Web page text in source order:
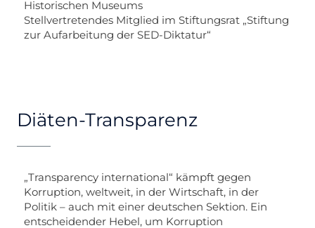
Historischen Museums
Stellvertretendes Mitglied im Stiftungsrat „Stiftung
zur Aufarbeitung der SED-Diktatur“
Diäten-Transparenz
„Transparency international“ kämpft gegen
Korruption, weltweit, in der Wirtschaft, in der
Politik – auch mit einer deutschen Sektion. Ein
entscheidender Hebel, um Korruption